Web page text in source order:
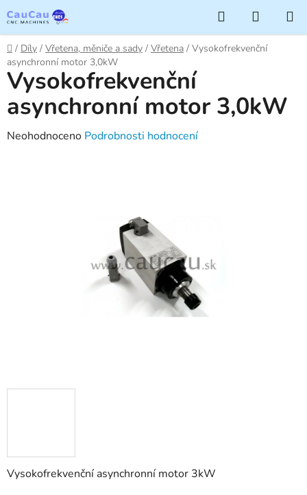
na
obsah
Hledat
KOŠÍK
Domů
/ Díly / Vřetena, měniče a sady / Vřetena / Vysokofrekvenční
asynchronní motor 3,0kW
Vysokofrekvenční asynchronní motor 3kW
Vysokofrekvenční
asynchronní motor 3,0kW
Průměrné
Neohodnoceno Podrobnosti hodnocení